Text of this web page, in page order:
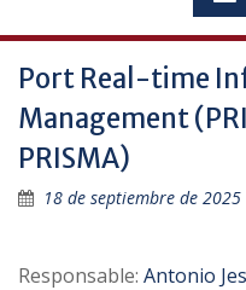
Port Real-time
Management
PRISMA)
18 de septiembre de 2025
Responsable: Antonio